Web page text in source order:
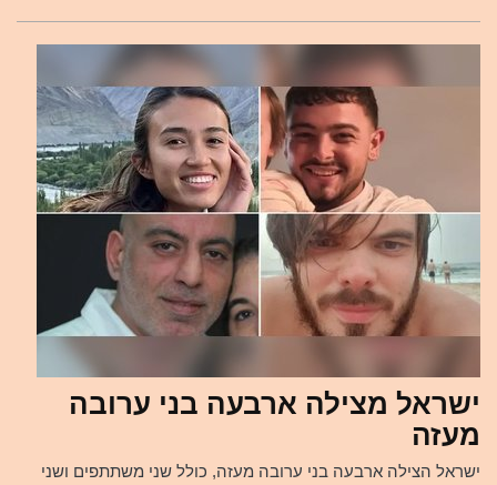
ישראל מצילה ארבעה בני ערובה
מעזה
ישראל הצילה ארבעה בני ערובה מעזה, כולל שני משתתפים ושני